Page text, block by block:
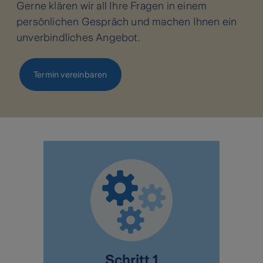
Gerne klären wir all Ihre Fragen in einem
persönlichen Gespräch und machen Ihnen ein
unverbindliches Angebot.
Termin vereinbaren
Schritt 1